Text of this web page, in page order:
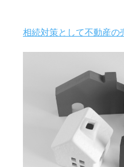
相続対策として不動産の